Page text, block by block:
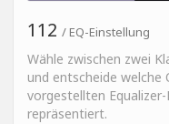
112 / EQ-Einstellung
Wähle zwischen zwei
und entscheide welche
vorgestellten
repräsentiert.